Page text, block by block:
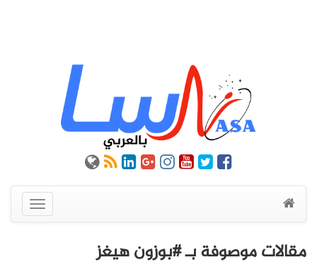
عرض
القائمة
مقالات موصوفة بـ #بوزون هيغز